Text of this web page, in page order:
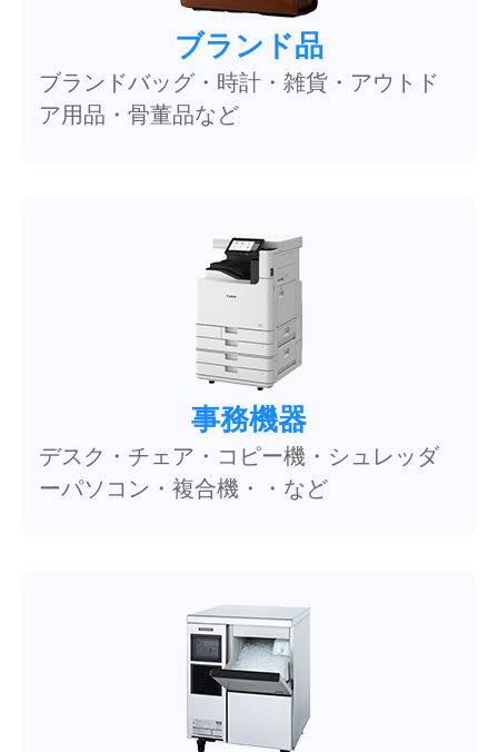
ブランド品
ブランドバッグ・時計・雑貨・アウトド
ア用品・骨董品など
事務機器
デスク・チェア・コピー機・シュレッダ
ーパソコン・複合機・・など